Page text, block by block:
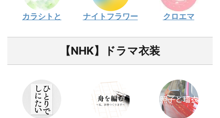
カラシトと ナイトフラワー クロエマ
【NHK】ドラマ衣装